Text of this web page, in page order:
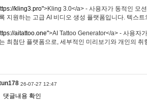
kling3.pro">Kling 3.0</a> - 사용자가 동적인 모
지원하는 고급 AI 비디오 생성 플랫폼입니다. 텍스
aitattoo.one">AI Tattoo Generator</a> - 사용자
최첨단 플랫폼으로, 세부적인 미리보기와 개인의
26-07-27 12:47
댓글내용 확인